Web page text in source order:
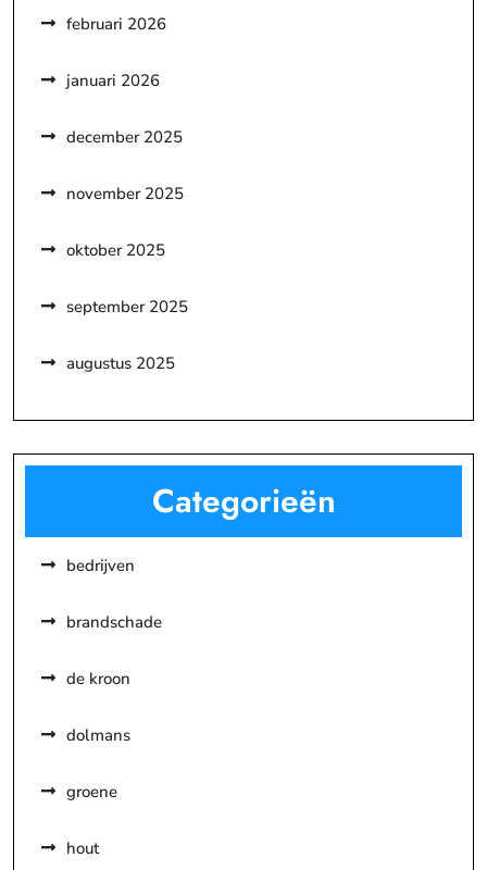
februari 2026
januari 2026
december 2025
november 2025
oktober 2025
september 2025
augustus 2025
Categorieën
bedrijven
brandschade
de kroon
dolmans
groene
hout